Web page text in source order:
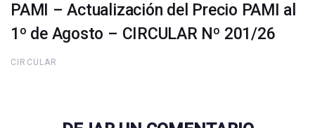
PAMI – Actualización del Precio PAMI al
1º de Agosto – CIRCULAR Nº 201/26
CIRCULAR